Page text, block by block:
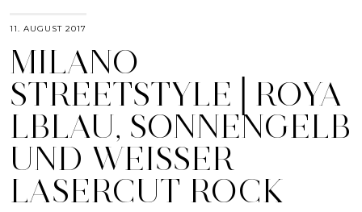
11. AUGUST 2017
MILANO
STREETSTYLE│ROYA
LBLAU, SONNENGELB
UND WEISSER L
ASERCUT ROCK